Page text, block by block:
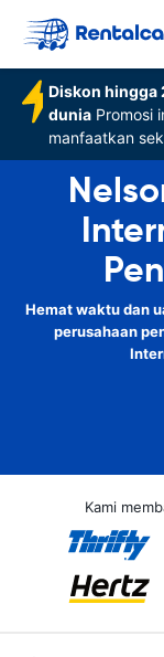
Diskon hingga
dunia Promosi
manfaatkan
Hemat waktu dan
perusahaan
Kami